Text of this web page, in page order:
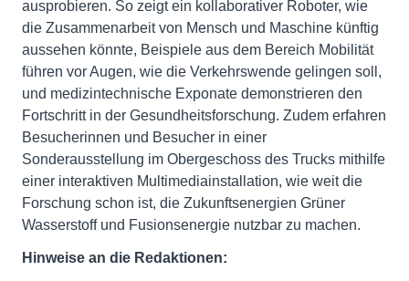
ausprobieren. So zeigt ein kollaborativer Roboter, wie
die Zusammenarbeit von Mensch und Maschine künftig
aussehen könnte, Beispiele aus dem Bereich Mobilität
führen vor Augen, wie die Verkehrswende gelingen soll,
und medizintechnische Exponate demonstrieren den
Fortschritt in der Gesundheitsforschung. Zudem erfahren
Besucherinnen und Besucher in einer
Sonderausstellung im Obergeschoss des Trucks mithilfe
einer interaktiven Multimediainstallation, wie weit die
Forschung schon ist, die Zukunftsenergien Grüner
Wasserstoff und Fusionsenergie nutzbar zu machen.
Hinweise an die Redaktionen: